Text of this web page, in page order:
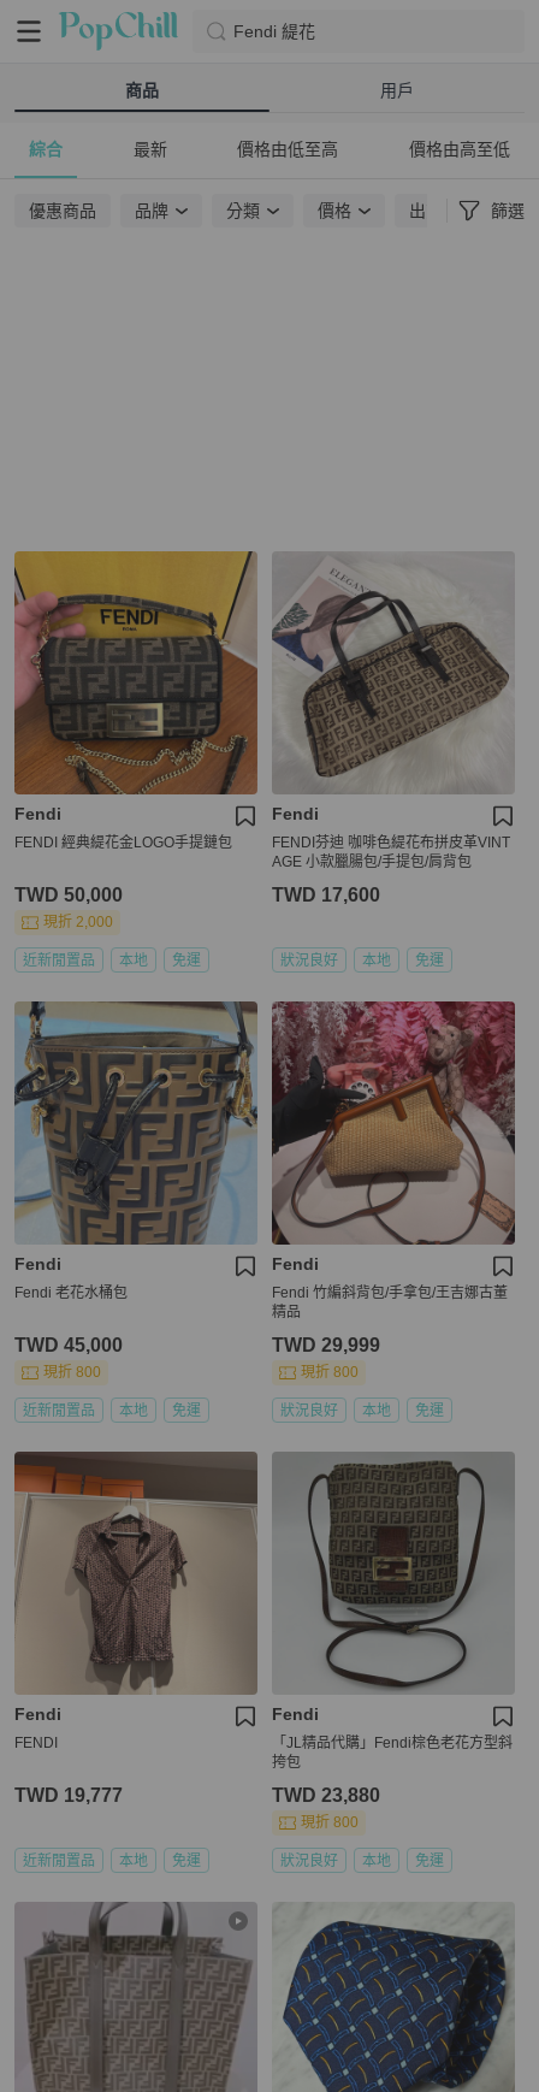
Fendi 緹花
商品 用戶
綜合 最新 價格由低至高 價格由高至低
優惠商品 品牌 分類 價格 出貨地點 篩選
Fendi
FENDI 經典緹花金LOGO手提鏈包
TWD 50,000
現折 2,000
近新閒置品 本地 免運
Fendi
FENDI芬迪 咖啡色緹花布拼皮革VINT
AGE 小款臘腸包/手提包/肩背包
TWD 17,600
狀況良好 本地 免運
Fendi
Fendi 老花水桶包
TWD 45,000
現折 800
近新閒置品 本地 免運
Fendi
Fendi 竹編斜背包/手拿包/王吉娜古董
精品
TWD 29,999
現折 800
狀況良好 本地 免運
Fendi
FENDI
TWD 19,777
近新閒置品 本地 免運
Fendi
「JL精品代購」Fendi棕色老花方型斜
挎包
TWD 23,880
現折 800
狀況良好 本地 免運